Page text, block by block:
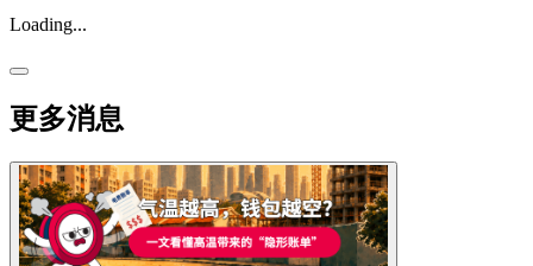
Loading...
更多消息